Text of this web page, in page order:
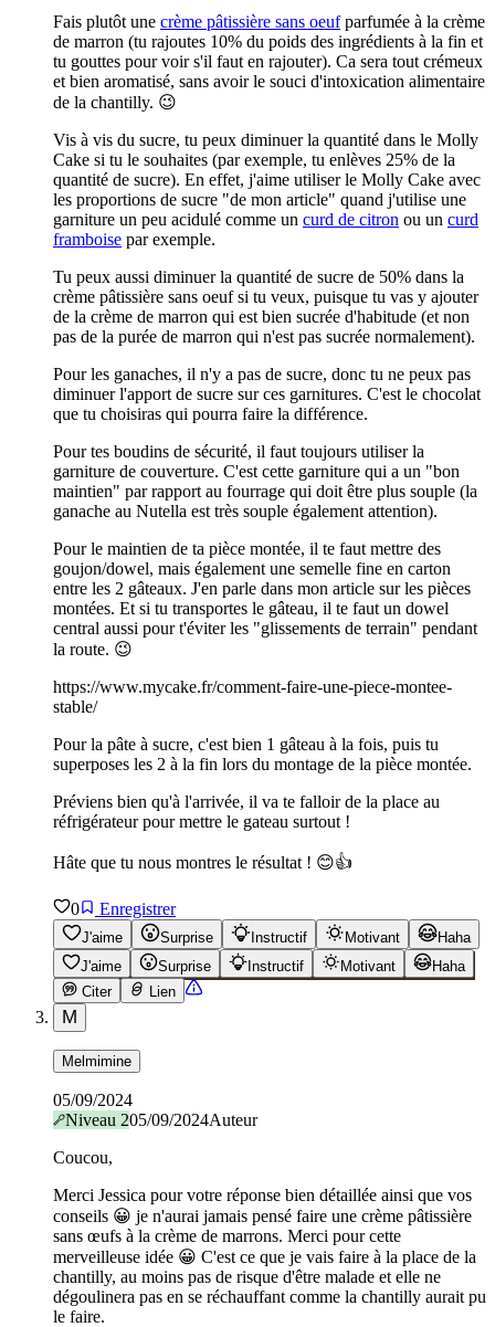
Fais plutôt une crème pâtissière sans oeufparfumée à la crème
de marron (tu rajoutes 10% du poids des ingrédients à la fin et
tu gouttes pour voir s'il faut en rajouter). Ca sera tout crémeux
et bien aromatisé, sans avoir le souci d'intoxication alimentaire
de la chantilly. 😉
Vis à vis du sucre, tu peux diminuer la quantité dans le Molly
Cake si tu le souhaites (par exemple, tu enlèves 25% de la
quantité de sucre). En effet, j'aime utiliser le Molly Cake avec
les proportions de sucre "de mon article" quand j'utilise une
garniture un peu acidulé comme un curd de citron ou un curd
framboise par exemple.
Tu peux aussi diminuer la quantité de sucre de 50% dans la
crème pâtissière sans oeuf si tu veux, puisque tu vas y ajouter
de la crème de marron qui est bien sucrée d'habitude (et non
pas de la purée de marron qui n'est pas sucrée normalement).
Pour les ganaches, il n'y a pas de sucre, donc tu ne peux pas
diminuer l'apport de sucre sur ces garnitures. C'est le chocolat
que tu choisiras qui pourra faire la différence.
Pour tes boudins de sécurité, il faut toujours utiliser la
garniture de couverture. C'est cette garniture qui a un "bon
maintien" par rapport au fourrage qui doit être plus souple (la
ganache au Nutella est très souple également attention).
Pour le maintien de ta pièce montée, il te faut mettre des
goujon/dowel, mais également une semelle fine en carton
entre les 2 gâteaux. J'en parle dans mon article sur les pièces
montées. Et si tu transportes le gâteau, il te faut un dowel
central aussi pour t'éviter les "glissements de terrain" pendant
la route. 😉
https://www.mycake.fr/comment-faire-une-piece-montee-
stable/
Pour la pâte à sucre, c'est bien 1 gâteau à la fois, puis tu
superposes les 2 à la fin lors du montage de la pièce montée.
Préviens bien qu'à l'arrivée, il va te falloir de la place au
réfrigérateur pour mettre le gateau surtout !
Hâte que tu nous montres le résultat ! 😊👍
0 Enregistrer
J'aime Surprise Instructif Motivant
Haha
J'aime
Surprise Instructif Motivant
Haha
Citer
Lien
M
Melmimine
05/09/2024
Niveau 205/09/2024Auteur
Coucou,
Merci Jessica pour votre réponse bien détaillée ainsi que vos
conseils 😀 je n'aurai jamais pensé faire une crème pâtissière
sans œufs à la crème de marrons. Merci pour cette
merveilleuse idée 😀 C'est ce que je vais faire à la place de la
chantilly, au moins pas de risque d'être malade et elle ne
dégoulinera pas en se réchauffant comme la chantilly aurait pu
le faire.